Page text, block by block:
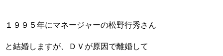
１９９５年にマネージャーの松野行秀さん
と結婚しますが、ＤＶが原因で離婚して